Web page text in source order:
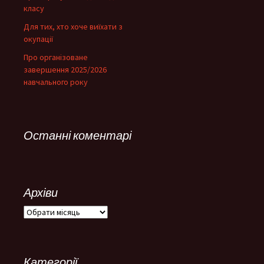
класу
Для тих, хто хоче виїхати з
окупації
Про організоване
завершення 2025/2026
навчального року
Останні коментарі
Архіви
Архіви